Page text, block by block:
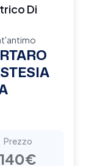
Di
Prezzo
140€